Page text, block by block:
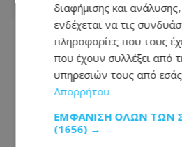
διαφήμισης και
ενδέχεται να τις
πληροφορίες που τους
που έχουν συλλέξει από
υπηρεσιών τους από
Απορρήτου
ΕΜΦΆΝΙΣΗ ΌΛΩΝ ΤΩΝ
(1656) →